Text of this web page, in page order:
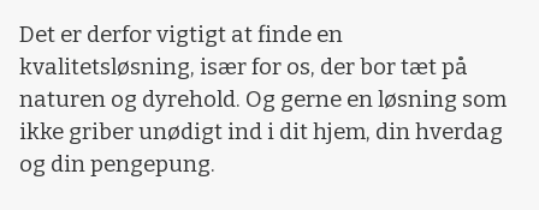
Det er derfor vigtigt at finde en
kvalitetsløsning, især for os, der bor tæt på
naturen og dyrehold. Og gerne en løsning som
ikke griber unødigt ind i dit hjem, din hverdag
og din pengepung.